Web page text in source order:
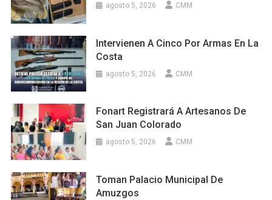
agosto 5, 2026 CMM
Intervienen A Cinco Por Armas En La
Costa
agosto 5, 2026 CMM
Fonart Registrará A Artesanos De
San Juan Colorado
agosto 5, 2026 CMM
Toman Palacio Municipal De
Amuzgos